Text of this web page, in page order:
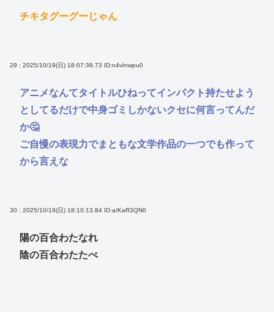
チキタグーグーじゃん
29 : 2025/10/19(日) 18:07:39.73 ID:n4vInwpu0
アニメなんてタイトルひねってインパクト持たせよう
としてるだけで中身ゴミしかないクセに何言ってんだ
か🤔
ご自慢の表現力でまともな文学作品の一つでも作って
から言えな
30 : 2025/10/19(日) 18:10:13.84 ID:a/KaR3QN0
陽の百合わたなれ
陰の百合わたたべ